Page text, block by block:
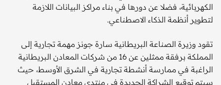
الكهربائية، فضلا عن دورها في بناء مراكز البيانات اللازمة
لتطوير أنظمة الذكاء الاصطناعي.
تقود وزيرة الصناعة البريطانية سارة جونز مهمة تجارية إلى
المملكة برفقة ممثلين عن 16 من شركات المعادن البريطانية
الراغبة في ممارسة أنشطة تجارية في الشرق الأوسط، حيث
سيتم توقيع الشراكة الجديدة في منتدى معادن المستقبل